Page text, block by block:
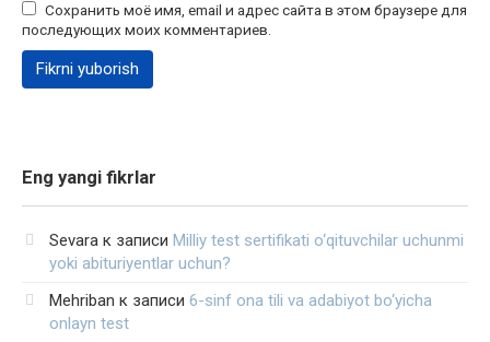
Сохранить моё имя, email и адрес сайта в этом браузере для
последующих моих комментариев.
Eng yangi fikrlar
Sevara к записи Milliy test sertifikati o‘qituvchilar uchunmi
yoki abituriyentlar uchun?
Mehriban к записи 6-sinf ona tili va adabiyot bo‘yicha
onlayn test